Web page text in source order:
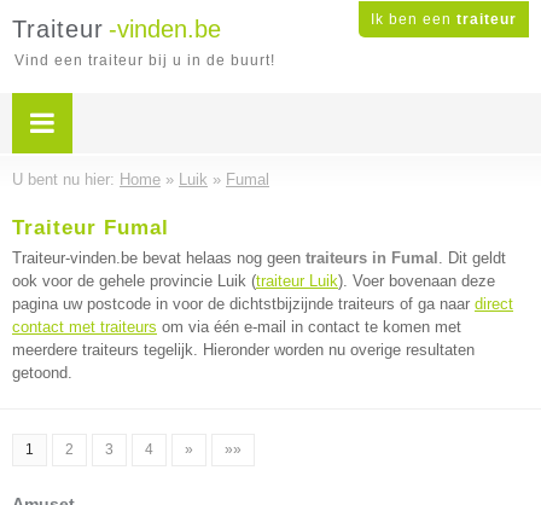
Ik ben een traiteur
Traiteur -vinden.be
Vind een traiteur bij u in de buurt!
U bent nu hier: Home » Luik » Fumal
Traiteur Fumal
Traiteur-vinden.be bevat helaas nog geen traiteurs in Fumal . Dit geldt
ook voor de gehele provincie Luik (traiteur Luik). Voer bovenaan deze
pagina uw postcode in voor de dichtstbijzijnde traiteurs of ga naar direct
contact met traiteurs om via één e-mail in contact te komen met
meerdere traiteurs tegelijk. Hieronder worden nu overige resultaten
getoond.
1 2 3 4 » »»